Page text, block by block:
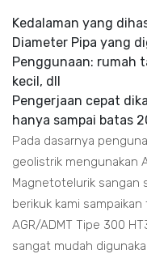
Kedalaman yang
Diameter Pipa yang
Penggunaan: rumah
kecil, dll
Pengerjaan cepat
hanya sampai batas
Pada dasarnya
geolistrik mengunakan
Magnetotelurik sangan
berikuk kami
AGR/ADMT Tipe 300
sangat mudah